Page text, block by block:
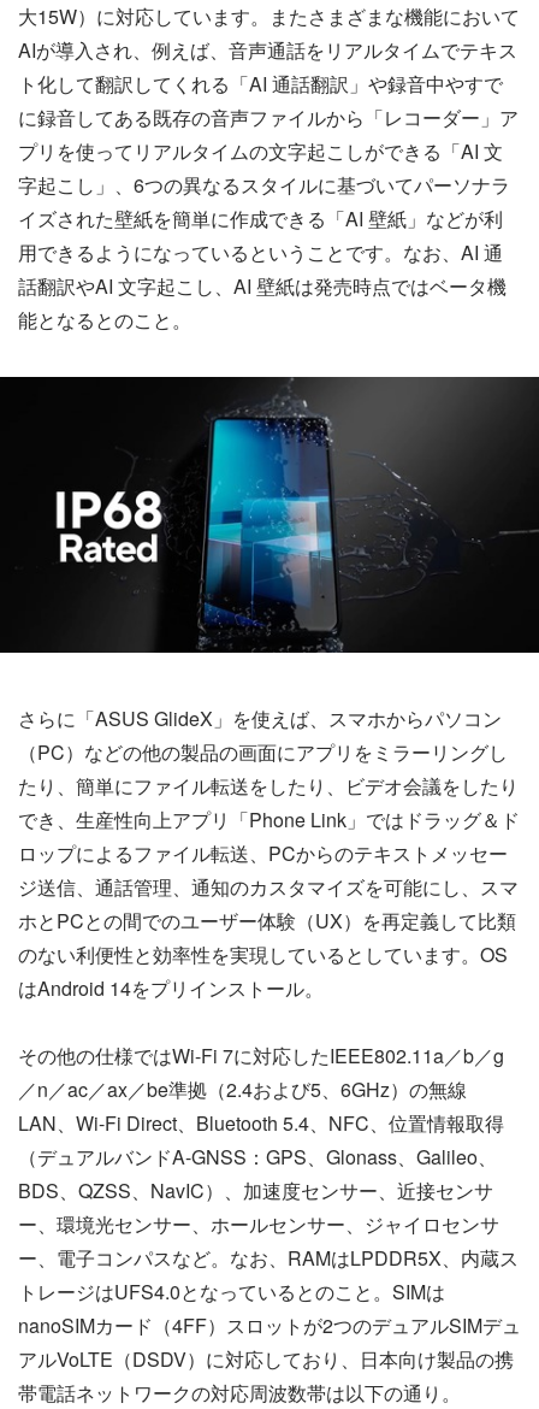
大15W）に対応しています。またさまざまな機能において
AIが導入され、例えば、音声通話をリアルタイムでテキス
ト化して翻訳してくれる「AI 通話翻訳」や録音中やすで
に録音してある既存の音声ファイルから「レコーダー」ア
プリを使ってリアルタイムの文字起こしができる「AI 文
字起こし」、6つの異なるスタイルに基づいてパーソナラ
イズされた壁紙を簡単に作成できる「AI 壁紙」などが利
用できるようになっているということです。なお、AI 通
話翻訳やAI 文字起こし、AI 壁紙は発売時点ではベータ機
能となるとのこと。
さらに「ASUS GlideX」を使えば、スマホからパソコン
（PC）などの他の製品の画面にアプリをミラーリングし
たり、簡単にファイル転送をしたり、ビデオ会議をしたり
でき、生産性向上アプリ「Phone Link」ではドラッグ＆ド
ロップによるファイル転送、PCからのテキストメッセー
ジ送信、通話管理、通知のカスタマイズを可能にし、スマ
ホとPCとの間でのユーザー体験（UX）を再定義して比類
のない利便性と効率性を実現しているとしています。OS
はAndroid 14をプリインストール。
その他の仕様ではWi-Fi 7に対応したIEEE802.11a／b／g
／n／ac／ax／be準拠（2.4および5、6GHz）の無線
LAN、Wi-Fi Direct、Bluetooth 5.4、NFC、位置情報取得
（デュアルバンドA-GNSS：GPS、Glonass、Galileo、
BDS、QZSS、NavIC）、加速度センサー、近接センサ
ー、環境光センサー、ホールセンサー、ジャイロセンサ
ー、電子コンパスなど。なお、RAMはLPDDR5X、内蔵ス
トレージはUFS4.0となっているとのこと。SIMは
nanoSIMカード（4FF）スロットが2つのデュアルSIMデュ
アルVoLTE（DSDV）に対応しており、日本向け製品の携
帯電話ネットワークの対応周波数帯は以下の通り。